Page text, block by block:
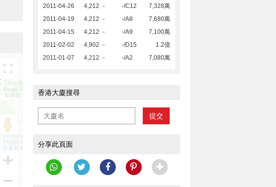
2011-04-26
4,212 - -/C12
7,328萬
2011-04-19
4,212 - -/A8
7,680萬
2011-04-15
4,212 - -/A9
7,100萬
2011-02-02
4,902 - -/D15
1.2億
2011-01-07
4,212 - -/A2 7,080萬
香港大廈搜尋
提交
分享此頁面